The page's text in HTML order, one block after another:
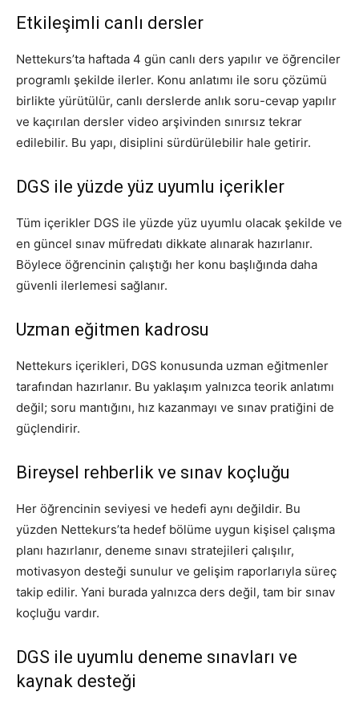
Etkileşimli canlı dersler
Nettekurs’ta haftada 4 gün canlı ders yapılır ve öğrenciler
programlı şekilde ilerler. Konu anlatımı ile soru çözümü
birlikte yürütülür, canlı derslerde anlık soru-cevap yapılır
ve kaçırılan dersler video arşivinden sınırsız tekrar
edilebilir. Bu yapı, disiplini sürdürülebilir hale getirir.
DGS ile yüzde yüz uyumlu içerikler
Tüm içerikler DGS ile yüzde yüz uyumlu olacak şekilde ve
en güncel sınav müfredatı dikkate alınarak hazırlanır.
Böylece öğrencinin çalıştığı her konu başlığında daha
güvenli ilerlemesi sağlanır.
Uzman eğitmen kadrosu
Nettekurs içerikleri, DGS konusunda uzman eğitmenler
tarafından hazırlanır. Bu yaklaşım yalnızca teorik anlatımı
değil; soru mantığını, hız kazanmayı ve sınav pratiğini de
güçlendirir.
Bireysel rehberlik ve sınav koçluğu
Her öğrencinin seviyesi ve hedefi aynı değildir. Bu
yüzden Nettekurs’ta hedef bölüme uygun kişisel çalışma
planı hazırlanır, deneme sınavı stratejileri çalışılır,
motivasyon desteği sunulur ve gelişim raporlarıyla süreç
takip edilir. Yani burada yalnızca ders değil, tam bir sınav
koçluğu vardır.
DGS ile uyumlu deneme sınavları ve
kaynak desteği